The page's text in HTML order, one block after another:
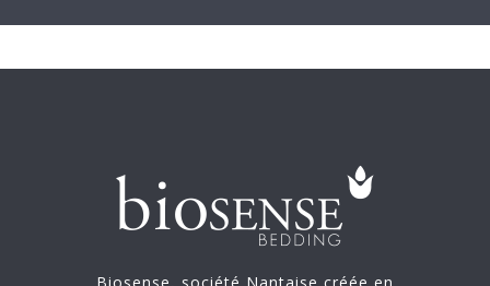
Biosense, société Nantaise créée en